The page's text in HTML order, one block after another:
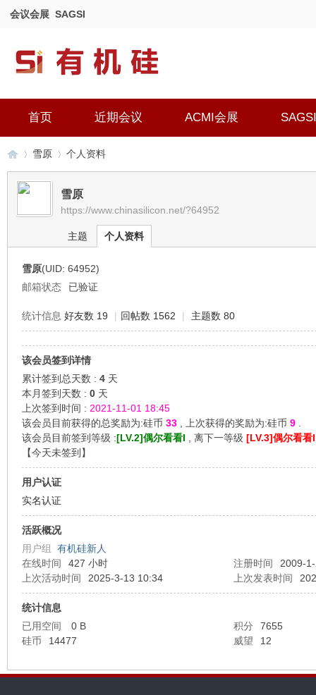
会议会展 SAGSI
首页 近期会议 ACMI会展 SAGSI
有›
雪原
›
个人资料
雪原
https://www.chinasilicon.net/?64952
主题 个人资料
雪原(UID: 64952)
邮箱状态
已验证
统计信息 好友数 19 | 回帖数 1562 | 主题数 80
该会员签到详情
累计签到总天数 : 4 天
本月签到天数 : 0 天
上次签到时间 : 2021-11-01 18:45
该会员目前获得的总奖励为:硅币 33 , 上次获得的奖励为:硅币 9
该会员目前签到等级 :[LV.2]偶尔看看I , 离下一等级 [LV.3]偶尔看看
【今天未签到 】
用户认证
实名认证
活跃概况
用户组 有机硅新人
在线时间
427 小时 注册时间
2009-
上次活动时间
2025-3-13 10:34 上次发表时间
统计信息
已用空间
0 B 积分
7655
硅币
14477 威望 12